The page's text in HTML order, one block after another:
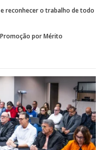
reconhecer o trabalho de todo
por Mérito